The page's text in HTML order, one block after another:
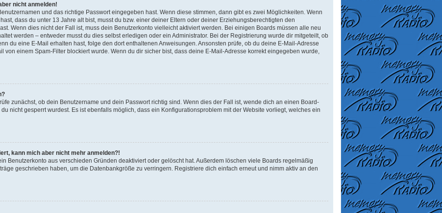
nicht anmelden!
und das richtige Passwort eingegeben hast. Wenn diese stimmen, dann gibt es zwei Möglichkeiten. Wenn
dass du unter 13 Jahre alt bist, musst du bzw. einer deiner Eltern oder deiner Erziehungsberechtigten den
Wenn dies nicht der Fall ist, muss dein Benutzerkonto vielleicht aktiviert werden. Bei einigen Boards müssen alle neu
werden – entweder musst du dies selbst erledigen oder ein Administrator. Bei der Registrierung wurde dir mitgeteilt, ob
du eine E-Mail erhalten hast, folge den dort enthaltenen Anweisungen. Ansonsten prüfe, ob du deine E-Mail-Adresse
von einem Spam-Filter blockiert wurde. Wenn du dir sicher bist, dass deine E-Mail-Adresse korrekt eingegeben wurde,
zunächst, ob dein Benutzername und dein Passwort richtig sind. Wenn dies der Fall ist, wende dich an einen Board-
nicht gesperrt wurdest. Es ist ebenfalls möglich, dass ein Konfigurationsproblem mit der Website vorliegt, welches ein
kann mich aber nicht mehr anmelden?!
Benutzerkonto aus verschieden Gründen deaktiviert oder gelöscht hat. Außerdem löschen viele Boards regelmäßig
geschrieben haben, um die Datenbankgröße zu verringern. Registriere dich einfach erneut und nimm aktiv an den